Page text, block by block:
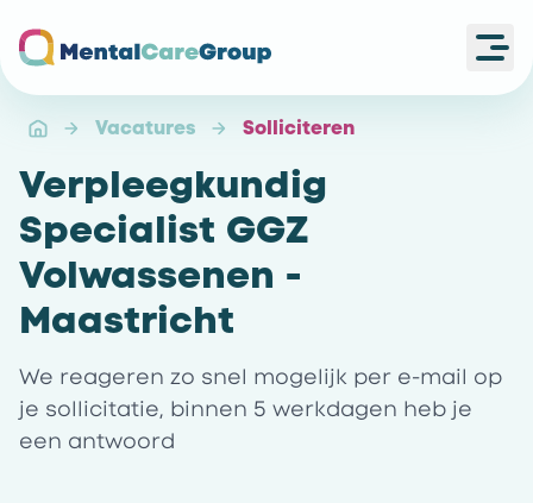
Vacatures Solliciteren
Verpleegkundig
Specialist GGZ
Volwassenen -
Maastricht
We reageren zo snel mogelijk per e-mail op
je sollicitatie, binnen 5 werkdagen heb je
een antwoord